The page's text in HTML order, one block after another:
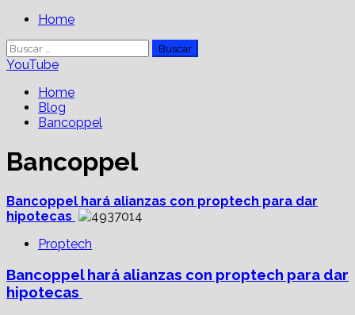
PrimaryHome
Buscar:
YouTube
Home
Blog
Bancoppel
Bancoppel
Bancoppel hará alianzas con proptech para dar
hipotecas
Proptech
Bancoppel hará alianzas con proptech para dar
hipotecas